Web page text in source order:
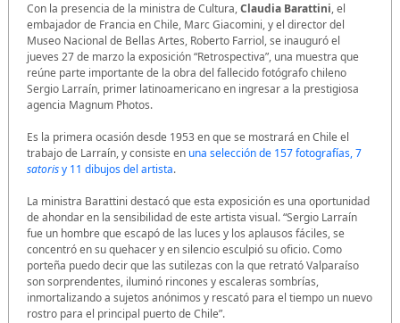
Con la presencia de la ministra de Cultura,Claudia Barattini, el
embajador de Francia en Chile, Marc Giacomini, y el director del
Museo Nacional de Bellas Artes, Roberto Farriol, se inauguró el
jueves 27 de marzo la exposición “Retrospectiva”, una muestra que
reúne parte importante de la obra del fallecido fotógrafo chileno
Sergio Larraín, primer latinoamericano en ingresar a la prestigiosa
agencia Magnum Photos.
Es la primera ocasión desde 1953 en que se mostrará en Chile el
trabajo de Larraín, y consiste en una selección de 157 fotografías, 7
satorisy 11 dibujos del artista.
La ministra Barattini destacó que esta exposición es una oportunidad
de ahondar en la sensibilidad de este artista visual. “Sergio Larraín
fue un hombre que escapó de las luces y los aplausos fáciles, se
concentró en su quehacer y en silencio esculpió su oficio. Como
porteña puedo decir que las sutilezas con la que retrató Valparaíso
son sorprendentes, iluminó rincones y escaleras sombrías,
inmortalizando a sujetos anónimos y rescató para el tiempo un nuevo
rostro para el principal puerto de Chile”.